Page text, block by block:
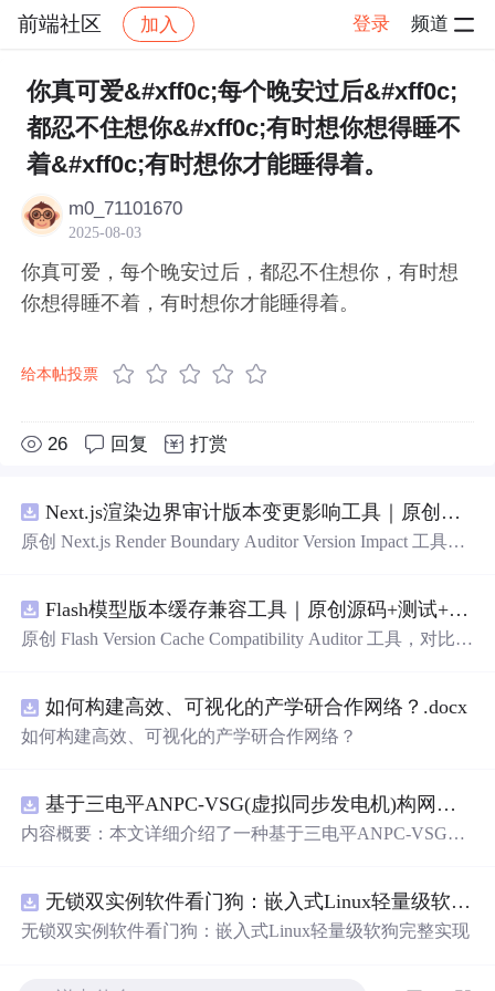
前端社区 加入 登录 频道
社区 前端社区 感慨 帖子详情
你真可爱&#xff0c;每个晚安过后&#xff0c;
都忍不住想你&#xff0c;有时想你想得睡不
着&#xff0c;有时想你才能睡得着。
m0_71101670
2025-08-03
你真可爱，每个晚安过后，都忍不住想你，有时想
你想得睡不着，有时想你才能睡得着。
给本帖投票
26 回复 打赏
Next.js渲染边界审计版本变更影响工具｜原创源码+测试+离线报告
原创 Next.js Render Boundary Auditor Version Impact 工具，
入约定、规则参数、结果结构和风险项，识别变更影响。
压缩包包含完整源码、3 项自动化测试、可复现合成示
原创与授权声明。运行时零第三方依赖，不包含热点产品
或开源项目源码、Logo、官方截图、论文、生产日志或其
他受限素材。
Flash模型版本缓存兼容工具｜原创源码+测试+离线报告
原创 Flash Version Cache Compatibility Auditor 工具，对比两
复现合成示例、离线 HTML/JSON/SVG 报告、1080×720
真实运行效果图、README、运行说明、功能清单、MIT
日志或其他受限素材。
如何构建高效、可视化的产学研合作网络？.docx
如何构建高效、可视化的产学研合作网络？
基于三电平ANPC-VSG(虚拟同步发电机)构网型逆变器控制+双闭环+中点电位平衡控制
内容概要：本文详细介绍了一种基于三电平ANPC-VSG
能系统并网的Simulink仿
真模型。该模型为未发表的原创研
究成果，涵盖了逆变器在并网过程中的动态响应、稳定性
无锁双实例软件看门狗：嵌入式Linux轻量级软狗完整实现
无锁双实例软件看门狗：嵌入式Linux轻量级软狗完整实现